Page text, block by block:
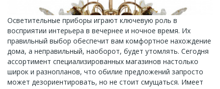
Осветительные приборы играют ключевую роль в
восприятии интерьера в вечернее и ночное время. Их
правильный выбор обеспечит вам комфортное нахождение
дома, а неправильный, наоборот, будет утомлять. Сегодня
ассортимент специализированных магазинов настолько
широк и разнопланов, что обилие предложений запросто
может дезориентировать, но не стоит смущаться. Имеет